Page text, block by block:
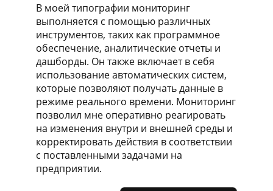
В моей типографии мониторинг
выполняется с помощью различных
инструментов, таких как программное
обеспечение, аналитические отчеты и
дашборды. Он также включает в себя
использование автоматических систем,
которые позволяют получать данные в
режиме реального времени. Мониторинг
позволил мне оперативно реагировать
на изменения внутри и внешней среды и
корректировать действия в соответствии
с поставленными задачами на
предприятии.